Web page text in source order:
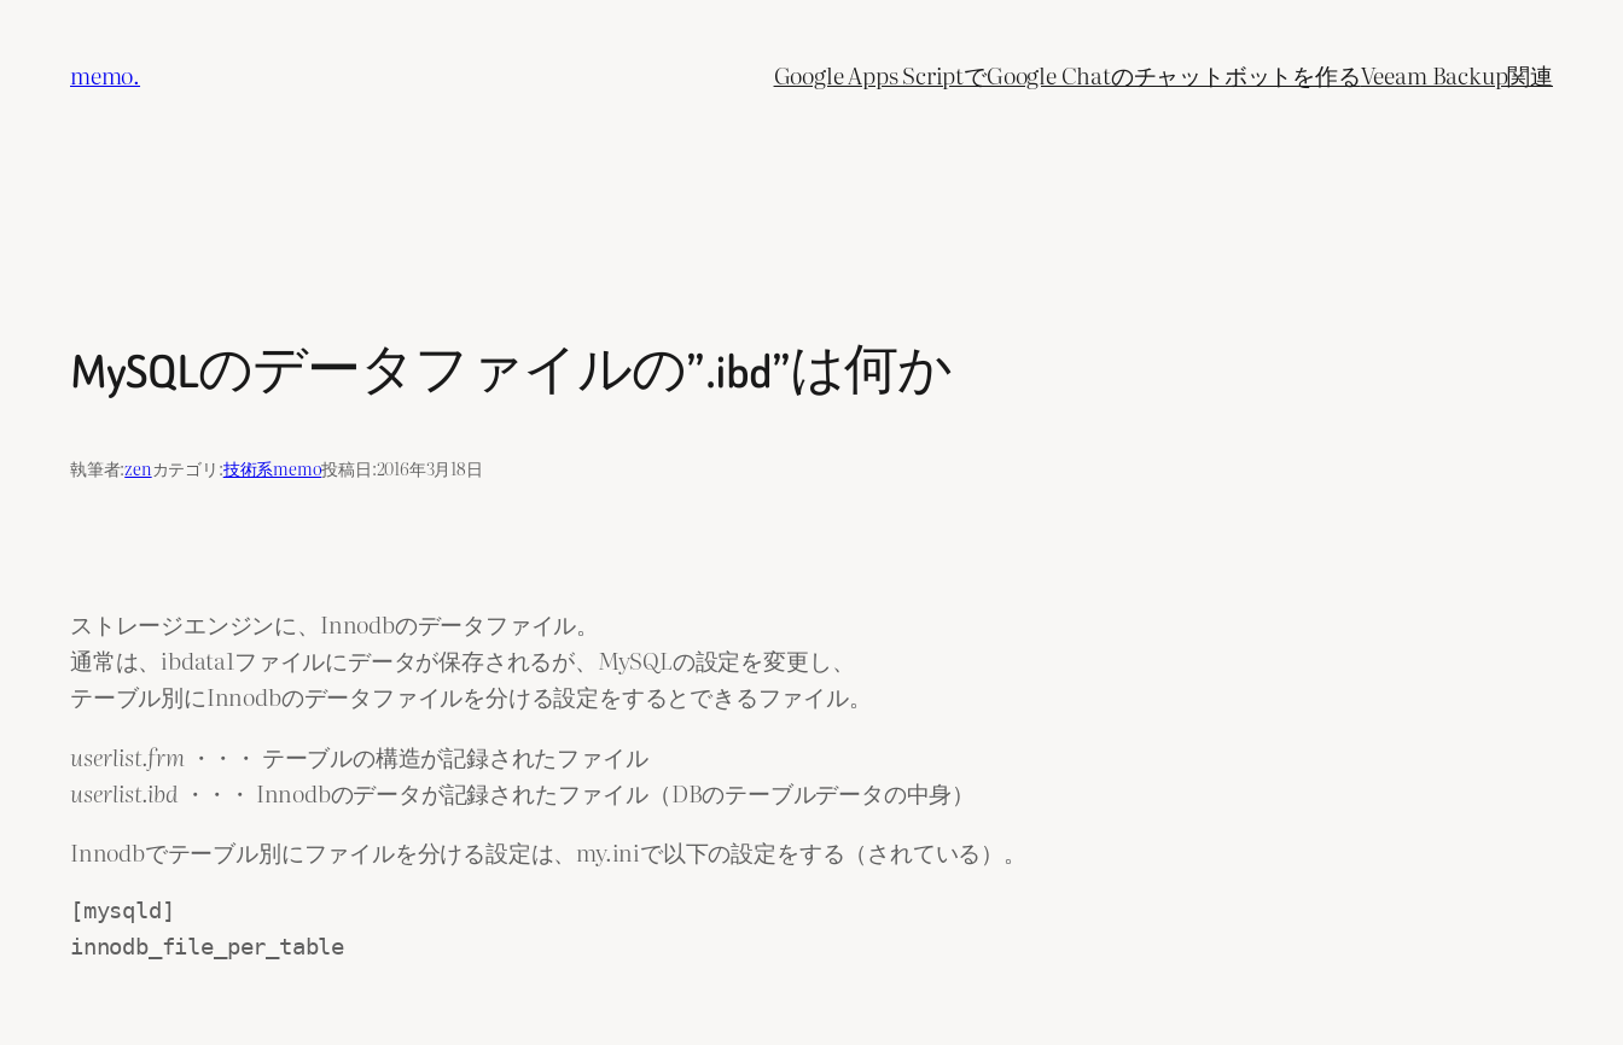
memo. Google Apps ScriptでGoogle Chatのチャットボットを作るVeeam Backup関連
MySQLのデータファイルの”.ibd”は何か
執筆者:zenカテゴリ:技術系memo投稿日:2016年3月18日
ストレージエンジンに、Innodbのデータファイル。
通常は、ibdata1ファイルにデータが保存されるが、MySQLの設定を変更し、
テーブル別にInnodbのデータファイルを分ける設定をするとできるファイル。
userlist.frm ・・・ テーブルの構造が記録されたファイル
userlist.ibd ・・・ Innodbのデータが記録されたファイル（DBのテーブルデータの中身）
Innodbでテーブル別にファイルを分ける設定は、my.iniで以下の設定をする（されている）。
[mysqld]
innodb_file_per_table